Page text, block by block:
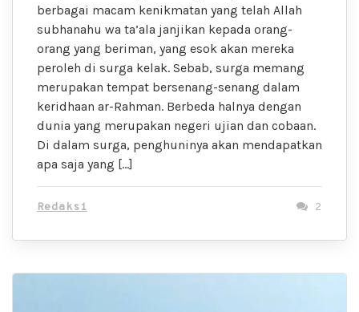
berbagai macam kenikmatan yang telah Allah
subhanahu wa ta’ala janjikan kepada orang-
orang yang beriman, yang esok akan mereka
peroleh di surga kelak. Sebab, surga memang
merupakan tempat bersenang-senang dalam
keridhaan ar-Rahman. Berbeda halnya dengan
dunia yang merupakan negeri ujian dan cobaan.
Di dalam surga, penghuninya akan mendapatkan
apa saja yang […]
Redaksi 2